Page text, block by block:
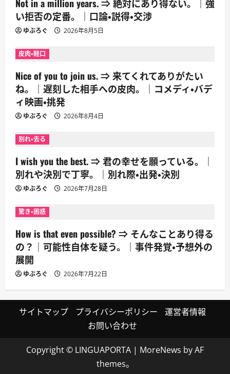
Not in a million years. ⇒ 絶対にあり得ない。｜強
い拒否の定番。｜口論・説得・交渉
ゆぶろぐ 2026年8月5日
皮肉・軽口
Nice of you to join us. ⇒ 来てくれてありがたい
ね。｜遅刻した相手への皮肉。｜コメディ・バデ
ィ映画・挑発
ゆぶろぐ 2026年8月4日
別れ・去る
I wish you the best. ⇒ 君の幸せを願っている。｜
別れや決別で丁寧。｜別れ際・出発・決別
ゆぶろぐ 2026年7月28日
驚き・困惑
How is that even possible? ⇒ そんなことあり得る
の？｜可能性自体を疑う。｜事件発覚・予想外の
展開
ゆぶろぐ 2026年7月22日
サイトマップ プライバシーポリシー
運営者情報
お問い合わせ
Copyright © LINGUAPORTA | MoreNews by AF
themes。